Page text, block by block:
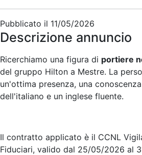
Pubblicato il 11/05/2026
Descrizione annuncio
Ricerchiamo una figura di portiere
del gruppo Hilton a Mestre. La
un'ottima presenza, una
dell'italiano e un inglese fluente.
Il contratto applicato è il CCNL
Fiduciari, valido dal 25/05/2026 al